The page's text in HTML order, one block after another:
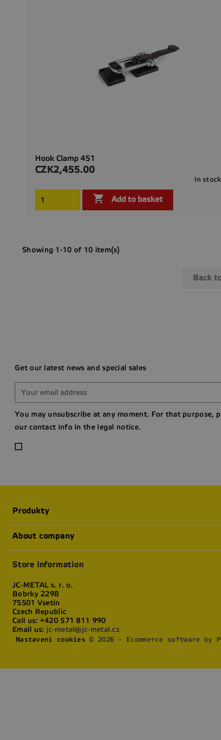
Hook Clamp 451
Price
CZK2,455.00
In stock
 Add to basket
Showing 1-10 of 10 item(s)
Back
Get our latest news and special sales
You may unsubscribe at any moment. For that purpose,
our contact info in the legal notice.
Produkty
About company
Store information
JC-METAL s. r. o.
Bobrky 2298
75501 Vsetín
Czech Republic
Call us: +420 571 811 990
Email us: jc-metal@jc-metal.cz
Nastavení cookies © 2026 - Ecommerce software by